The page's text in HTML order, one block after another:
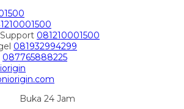
081210001500
081932994299
087765888225
Buka 24 Jam